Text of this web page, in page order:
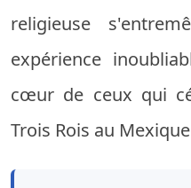
religieuse
expérience
cœur de ceux qui
Trois Rois au